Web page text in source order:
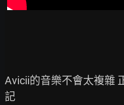
Avicii的音樂不會太複雜
記